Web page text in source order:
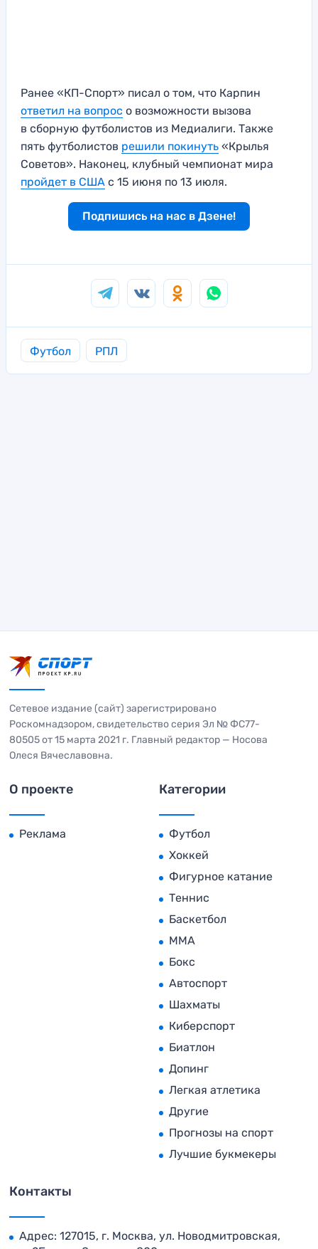
Ранее «КП-Спорт» писал о том, что Карпин
ответил на вопрос о возможности вызова
в сборную футболистов из Медиалиги. Также
пять футболистов решили покинуть «Крылья
Советов». Наконец, клубный чемпионат мира
пройдет в США с 15 июня по 13 июля.
Подпишись на нас в Дзене!
Футбол РПЛ
Сетевое издание (сайт) зарегистрировано
Роскомнадзором, свидетельство серия Эл № ФС77-
80505 от 15 марта 2021 г. Главный редактор — Носова
Олеся Вячеславовна.
О проекте
Реклама
Категории
Футбол
Хоккей
Фигурное катание
Теннис
Баскетбол
MMA
Бокс
Автоспорт
Шахматы
Киберспорт
Биатлон
Допинг
Легкая атлетика
Другие
Прогнозы на спорт
Лучшие букмекеры
Контакты
Адрес: 127015, г. Москва, ул. Новодмитровская,